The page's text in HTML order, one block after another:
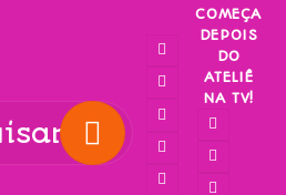
COMEÇA
DEPOIS
DO
ATELIÊ
NA TV!